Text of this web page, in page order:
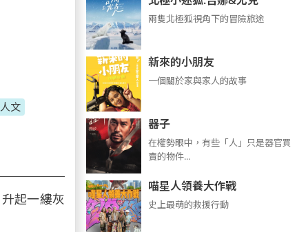
文
起一縷灰
兩隻北極狐視角下的冒險旅途
新來的小朋友
一個關於家與家人的故事
器子
在權勢眼中，有些「人」只是器官買
賣的物件...
喵星人領養大作戰
史上最萌的救援行動